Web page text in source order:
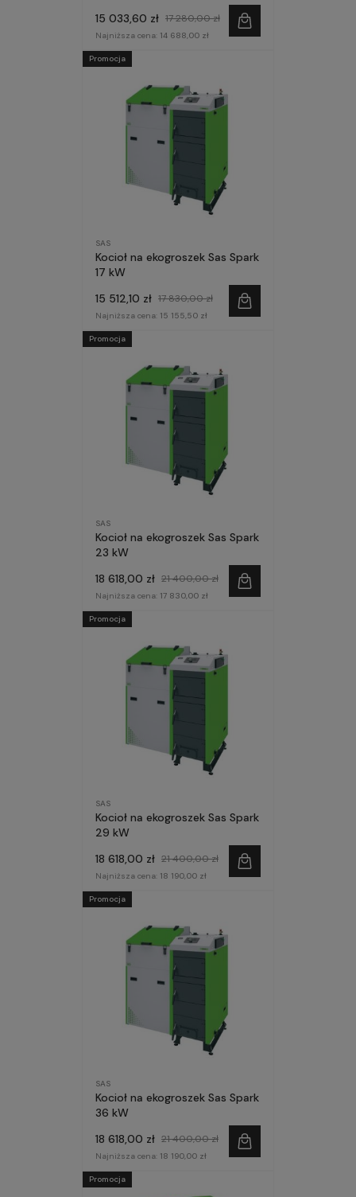
15 033,60 zł 17 280,00 zł
Najniższa cena: 14 688,00 zł
SAS
Kocioł na ekogroszek Sas Spark
17 kW
15 512,10 zł 17 830,00 zł
Najniższa cena: 15 155,50 zł
Promocja
SAS
Kocioł na ekogroszek Sas Spark
23 kW
18 618,00 zł 21 400,00 zł
Najniższa cena: 17 830,00 zł
Promocja
SAS
Kocioł na ekogroszek Sas Spark
29 kW
18 618,00 zł 21 400,00 zł
Najniższa cena: 18 190,00 zł
Promocja
SAS
Kocioł na ekogroszek Sas Spark
36 kW
18 618,00 zł 21 400,00 zł
Najniższa cena: 18 190,00 zł
Promocja
Promocja